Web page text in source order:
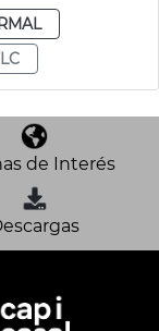
de Interés